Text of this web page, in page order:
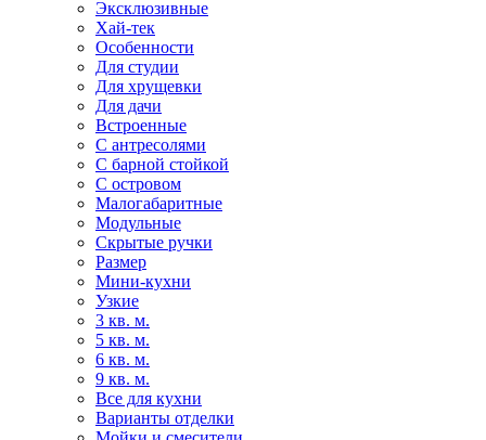
Эксклюзивные
Хай-тек
Особенности
Для студии
Для хрущевки
Для дачи
Встроенные
С антресолями
С барной стойкой
С островом
Малогабаритные
Модульные
Скрытые ручки
Размер
Мини-кухни
Узкие
3 кв. м.
5 кв. м.
6 кв. м.
9 кв. м.
Все для кухни
Варианты отделки